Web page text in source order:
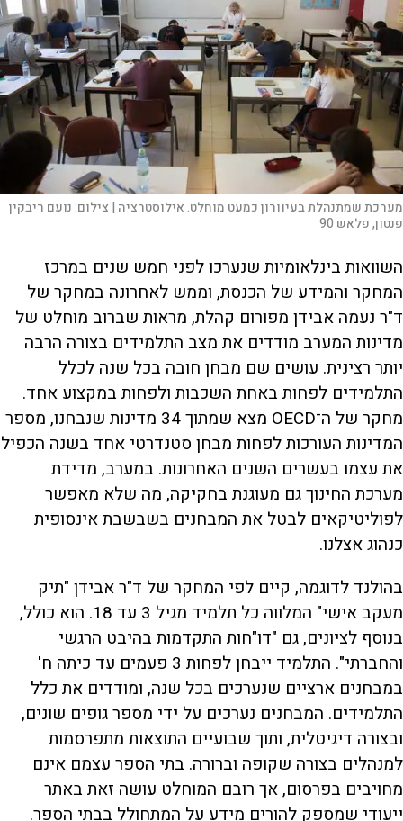
מערכת שמתנהלת בעיוורון כמעט מוחלט. אילוסטרציה | צילום:נועם ריבקין
פנטון, פלאש 90
השוואות בינלאומיות שנערכו לפני חמש שנים במרכז
המחקר והמידע של הכנסת, וממש לאחרונה במחקר של
ד"ר נעמה אבידן מפורום קהלת, מראות שברוב מוחלט של
מדינות המערב מודדים את מצב התלמידים בצורה הרבה
יותר רצינית. עושים שם מבחן חובה בכל שנה לכלל
התלמידים לפחות באחת השכבות ולפחות במקצוע אחד.
מחקר של ה־OECD מצא שמתוך 34 מדינות שנבחנו, מספר
המדינות העורכות לפחות מבחן סטנדרטי אחד בשנה הכפיל
את עצמו בעשרים השנים האחרונות. במערב, מדידת
מערכת החינוך גם מעוגנת בחקיקה, מה שלא מאפשר
לפוליטיקאים לבטל את המבחנים בשבשבת אינסופית
כנהוג אצלנו.
בהולנד לדוגמה, קיים לפי המחקר של ד"ר אבידן "תיק
מעקב אישי" המלווה כל תלמיד מגיל 3 עד 18. הוא כולל,
בנוסף לציונים, גם "דו"חות התקדמות בהיבט הרגשי
והחברתי". התלמיד ייבחן לפחות 3 פעמים עד כיתה ח'
במבחנים ארציים שנערכים בכל שנה, ומודדים את כלל
התלמידים. המבחנים נערכים על ידי מספר גופים שונים,
ובצורה דיגיטלית, ותוך שבועיים התוצאות מתפרסמות
למנהלים בצורה שקופה וברורה. בתי הספר עצמם אינם
מחויבים בפרסום, אך רובם המוחלט עושה זאת באתר
ייעודי שמספק להורים מידע על המתחולל בבתי הספר.